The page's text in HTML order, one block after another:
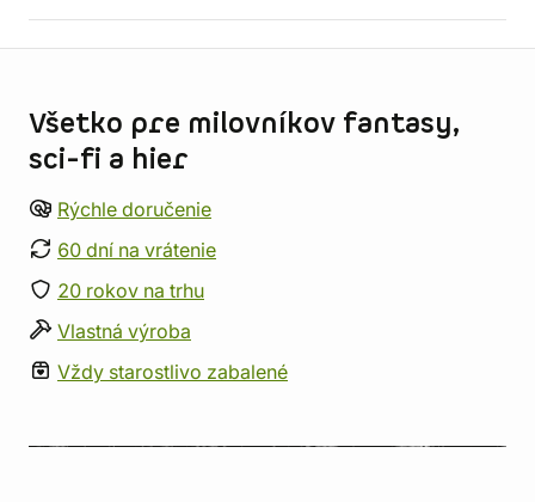
Všetko pre milovníkov fantasy,
sci-fi a hier
Rýchle doručenie
60 dní na vrátenie
20 rokov na trhu
Vlastná výroba
Vždy starostlivo zabalené